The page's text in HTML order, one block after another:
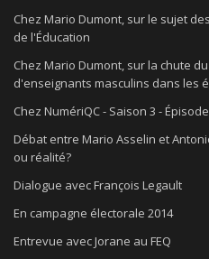
Chez Mario Dumont, sur le sujet
de l'Éducation
Chez Mario Dumont, sur la chute
d'enseignants masculins dans les
Chez NumériQC - Saison 3 -
Débat entre Mario Asselin et
ou réalité?
Dialogue avec François Legault
En campagne électorale 2014
Entrevue avec Jorane au FEQ